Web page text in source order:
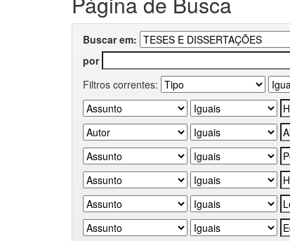
Buscar em:
por
Filtros correntes: